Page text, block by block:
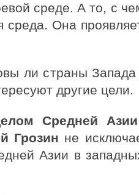
среде. А то, с
среда. Она
ли страны
другие цели.
Средней Азии
Грозин не
Азии в